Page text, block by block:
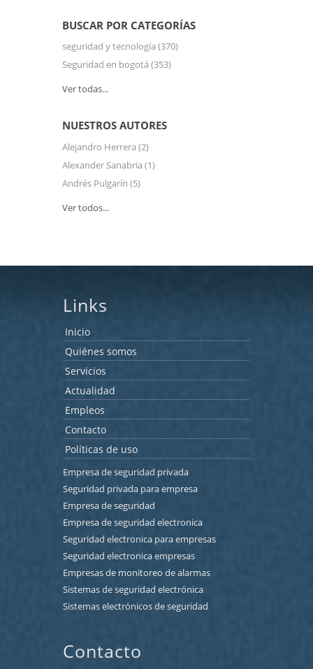
BUSCAR POR CATEGORÍAS
seguridad y tecnología (370)
Seguridad en bogotá (353)
Ver todas...
NUESTROS AUTORES
Alejandro Herrera (2)
Alexander Sanabria (1)
Andrés Pulgarín (5)
Ver todos...
Links
Inicio
Quiénes somos
Servicios
Actualidad
Empleos
Contacto
Políticas de uso
Empresa de seguridad privada
Seguridad privada para empresa
Empresa de seguridad
Empresa de seguridad electronica
Seguridad electronica para empresas
Seguridad electronica empresas
Empresas de monitoreo de alarmas
Sistemas de seguridad electrónica
Sistemas electrónicos de seguridad
Contacto